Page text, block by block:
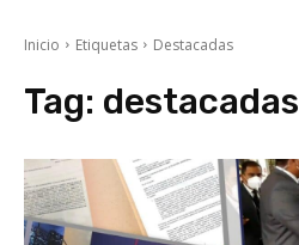
Inicio Etiquetas Destacadas
Tag: destacadas